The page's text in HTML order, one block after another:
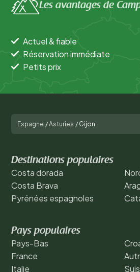
Les avantages de
Actuel & fiable
Réservation immédiate
Petits prix
Espagne /Asturies / Gijon
Destinations populaires
Costa dorada
Costa Brava
Pyrénées espagnoles
Pays populaires
Pays-Bas
France
Italie